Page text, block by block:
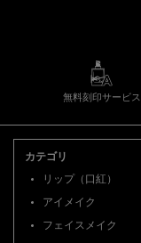
無料刻印サービス
カテゴリ
リップ（口紅）
アイメイク
フェイスメイク